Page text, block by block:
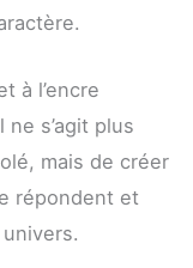
à l’encre
s’agit plus
mais de créer
répondent et